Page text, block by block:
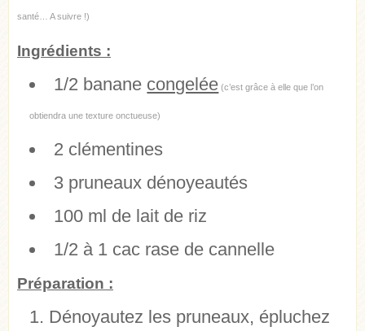
santé… A suivre !)
Ingrédients :
1/2 banane congelée (c’est grâce à elle que l’on
obtiendra une texture onctueuse)
2 clémentines
3 pruneaux dénoyeautés
100 ml de lait de riz
1/2 à 1 cac rase de cannelle
Préparation :
Dénoyautez les pruneaux, épluchez